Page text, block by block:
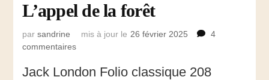
L’appel de la forêt
parsandrine mis à jour le 26 février 2025
4
commentaires
de
Jack London Folio classique 208